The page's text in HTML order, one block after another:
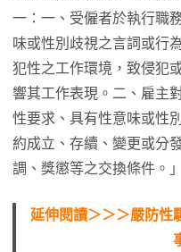
一：一、受僱者於執行職
味或性別歧視之言詞或行
犯性之工作環境，致侵犯
響其工作表現。二、雇主
性要求、具有性意味或性
約成立、存續、變更或分
調、獎懲等之交換條件。」
延伸閱讀＞＞＞嚴防性